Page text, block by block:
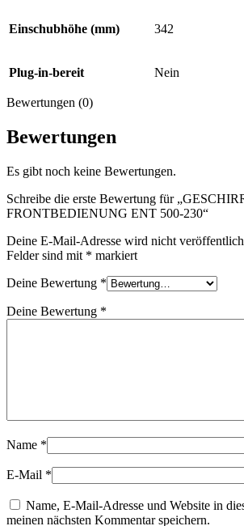
Einschubhöhe (mm) 342
Plug-in-bereit Nein
Bewertungen (0)
Bewertungen
Es gibt noch keine Bewertungen.
Schreibe die erste Bewertung für
FRONTBEDIENUNG ENT 500-230“
Deine E-Mail-Adresse wird nicht
Felder sind mit * markiert
Deine Bewertung *
Deine Bewertung *
Name *
E-Mail *
Name, E-Mail-Adresse und Website in
meinen nächsten Kommentar speichern.